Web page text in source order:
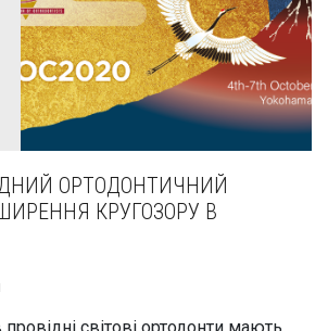
ОРТОДОНТИЧНИЙ
КРУГОЗОРУ В
світові ортодонти мають